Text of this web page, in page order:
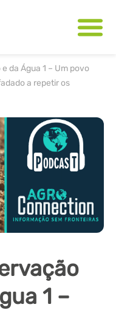
da Água 1 – Um povo
a repetir os
1 –